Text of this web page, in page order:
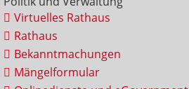
Virtuelles Rathaus
Rathaus
Bekanntmachungen
Mängelformular